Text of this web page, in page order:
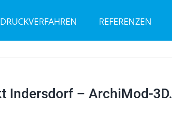
REFERENZEN
Indersdorf – ArchiMod-3D.